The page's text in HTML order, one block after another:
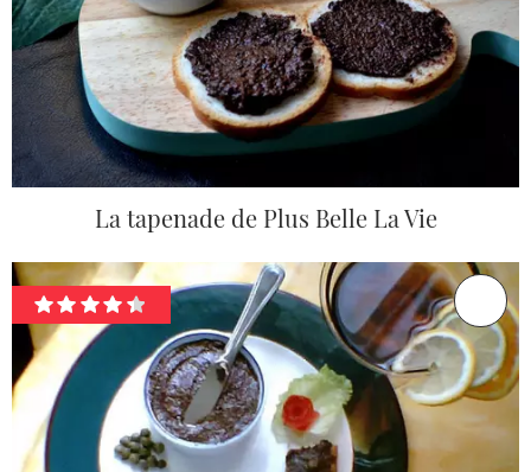
La tapenade de Plus Belle La Vie